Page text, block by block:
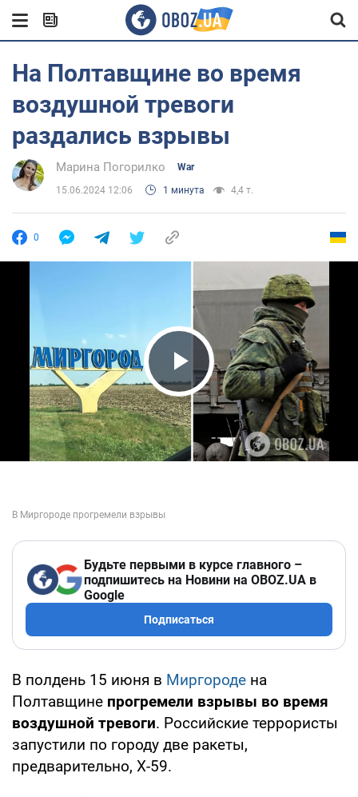
На Полтавщине во время
воздушной тревоги
раздались взрывы
Марина Погорилко War
15.06.2024 12:06 1 минута 4,4 т.
0
Play Video
Будьте первыми в курсе главного –
подпишитесь на Новини на OBOZ.UA в
Google
Подписаться
В полдень 15 июня в Миргороде на
Полтавщине прогремели взрывы во время
воздушной тревоги. Российские террористы
запустили по городу две ракеты,
предварительно, Х-59.